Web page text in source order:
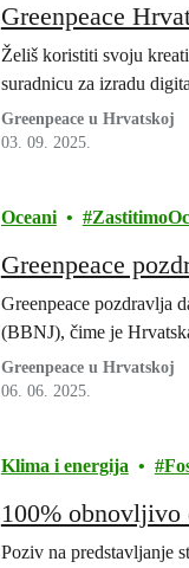
Greenpeace
Želiš koristiti svoju
suradnicu za izradu
Greenpeace u Hrvatskoj
03. 09. 2025.
Oceani
Greenpeace
Greenpeace pozdravlja
(BBNJ), čime je
Greenpeace u Hrvatskoj
06. 06. 2025.
Klima i energija
100% obnovljivo
Poziv na predstavljanje